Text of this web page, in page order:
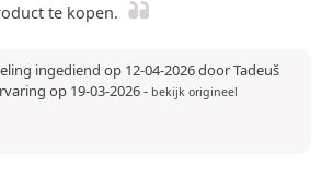
te kopen.
ingediend op 12-04-2026 door Tadeuš
op 19-03-2026- bekijk origineel